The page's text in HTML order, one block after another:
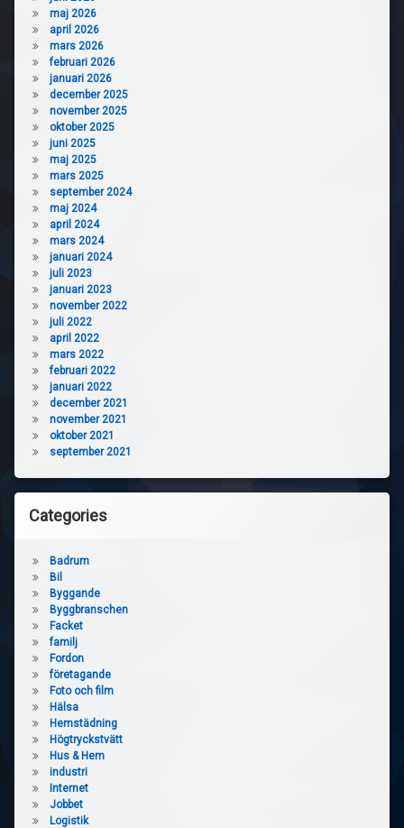
maj 2026
april 2026
mars 2026
februari 2026
januari 2026
december 2025
november 2025
oktober 2025
juni 2025
maj 2025
mars 2025
september 2024
maj 2024
april 2024
mars 2024
januari 2024
juli 2023
januari 2023
november 2022
juli 2022
april 2022
mars 2022
februari 2022
januari 2022
december 2021
november 2021
oktober 2021
september 2021
Categories
Badrum
Bil
Byggande
Byggbranschen
Facket
familj
Fordon
företagande
Foto och film
Hälsa
Hemstädning
Högtryckstvätt
Hus & Hem
industri
Internet
Jobbet
Logistik